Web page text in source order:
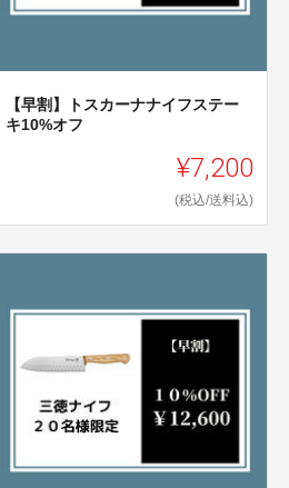
【早割】トスカーナナイフステー
キ10%オフ
¥7,200
(税込/送料込)